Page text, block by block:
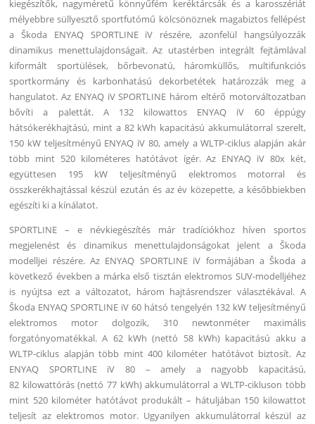
kiegészítők, nagyméretű könnyűfém keréktárcsák és a karosszériát
mélyebbre süllyesztő sportfutómű kölcsönöznek magabiztos fellépést
a Škoda ENYAQ SPORTLINE iV részére, azonfelül hangsúlyozzák
dinamikus menettulajdonságait. Az utastérben integrált fejtámlával
kiformált sportülések, bőrbevonatú, háromküllős, multifunkciós
sportkormány és karbonhatású dekorbetétek határozzák meg a
hangulatot. Az ENYAQ iV SPORTLINE három eltérő motorváltozatban
bővíti a palettát. A 132 kilowattos ENYAQ iV 60 éppúgy
hátsókerékhajtású, mint a 82 kWh kapacitású akkumulátorral szerelt,
150 kW teljesítményű ENYAQ iV 80, amely a WLTP-ciklus alapján akár
több mint 520 kilométeres hatótávot ígér. Az ENYAQ iV 80x két,
együttesen 195 kW teljesítményű elektromos motorral és
összkerékhajtással készül ezután és az év közepette, a későbbiekben
egészíti ki a kínálatot.
SPORTLINE – e névkiegészítés már tradíciókhoz híven sportos
megjelenést és dinamikus menettulajdonságokat jelent a Škoda
modelljei részére. Az ENYAQ SPORTLINE iV formájában a Škoda a
következő években a márka első tisztán elektromos SUV-modelljéhez
is nyújtsa ezt a változatot, három hajtásrendszer választékával. A
Škoda ENYAQ SPORTLINE iV 60 hátsó tengelyén 132 kW teljesítményű
elektromos motor dolgozik, 310 newtonméter maximális
forgatónyomatékkal. A 62 kWh (nettó 58 kWh) kapacitású akku a
WLTP-ciklus alapján több mint 400 kilométer hatótávot biztosít. Az
ENYAQ SPORTLINE iV 80 – amely a nagyobb kapacitású,
82 kilowattórás (nettó 77 kWh) akkumulátorral a WLTP-cikluson több
mint 520 kilométer hatótávot produkált – hátuljában 150 kilowattot
teljesít az elektromos motor. Ugyanilyen akkumulátorral készül az